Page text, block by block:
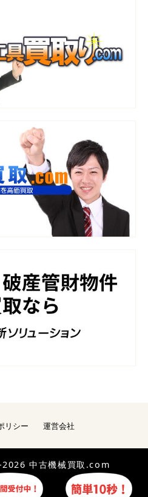
リシー 運営会社
中古機械買取.com